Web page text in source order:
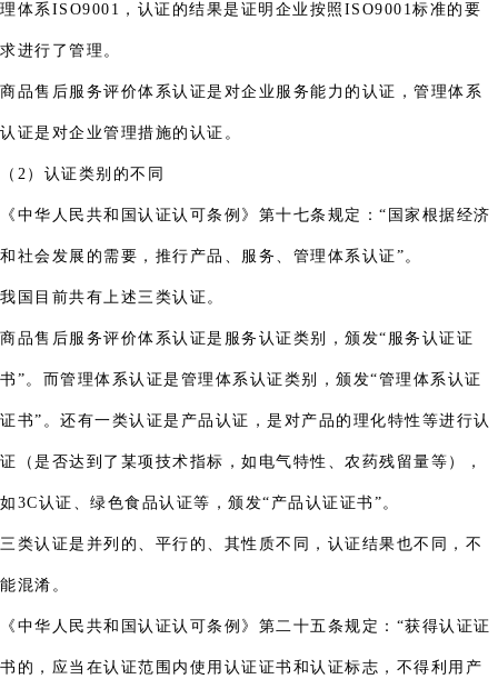
理体系ISO9001，认证的结果是证明企业按照ISO9001标准的要
求进行了管理。
商品售后服务评价体系认证是对企业服务能力的认证，管理体系
认证是对企业管理措施的认证。
（2）认证类别的不同
《中华人民共和国认证认可条例》第十七条规定：“国家根据经济
和社会发展的需要，推行产品、服务、管理体系认证”。
我国目前共有上述三类认证。
商品售后服务评价体系认证是服务认证类别，颁发“服务认证证
书”。而管理体系认证是管理体系认证类别，颁发“管理体系认证
证书”。还有一类认证是产品认证，是对产品的理化特性等进行认
证（是否达到了某项技术指标，如电气特性、农药残留量等），
如3C认证、绿色食品认证等，颁发“产品认证证书”。
三类认证是并列的、平行的、其性质不同，认证结果也不同，不
能混淆。
《中华人民共和国认证认可条例》第二十五条规定：“获得认证证
书的，应当在认证范围内使用认证证书和认证标志，不得利用产